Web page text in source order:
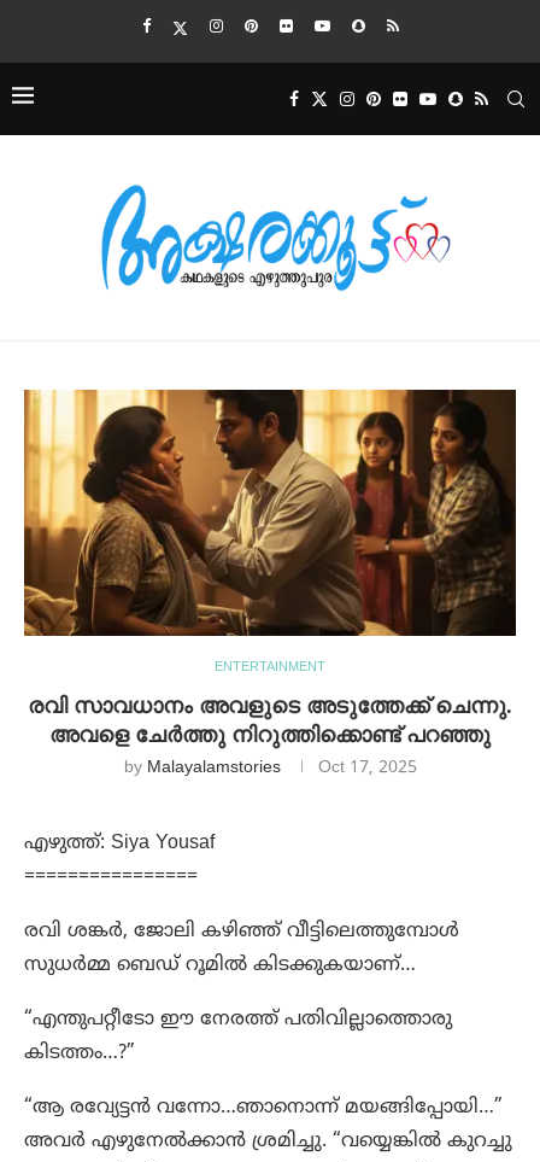
ENTERTAINMENT
രവി സാവധാനം അവളുടെ അടുത്തേക്ക് ചെന്നു.
അവളെ ചേര്‍ത്തു നിറുത്തിക്കൊണ്ട് പറഞ്ഞു
by Malayalamstories Oct 17, 2025
എഴുത്ത്: Siya Yousaf
================
രവി ശങ്കർ, ജോലി കഴിഞ്ഞ് വീട്ടിലെത്തുമ്പോൾ
സുധർമ്മ ബെഡ് റൂമിൽ കിടക്കുകയാണ്…
“എന്തുപറ്റീടോ ഈ നേരത്ത് പതിവില്ലാത്തൊരു
കിടത്തം…?”
“ആ രവ്യേട്ടൻ വന്നോ…ഞാനൊന്ന് മയങ്ങിപ്പോയി…”
അവർ എഴുനേൽക്കാൻ ശ്രമിച്ചു. “വയ്യെങ്കിൽ കുറച്ചു